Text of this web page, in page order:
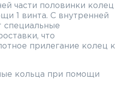
части половинки колец
1 винта. С внутренней
специальные
что
прилегание колец к
кольца при помощи